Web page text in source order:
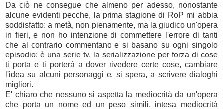
Da ciò ne consegue che almeno per adesso, nonostante
alcune evidenti pecche, la prima stagione di RoP mi abbia
soddisfatto: a metà, non pienamente, ma la giudico un'opera
in fieri, e non ho intenzione di commettere l'errore di tanti
che al contrario commentano e si basano su ogni singolo
episodio: è una serie tv, la serializzazione per forza di cose
ti porta e ti porterà a dover rivedere certe cose, cambiare
l'idea su alcuni personaggi e, si spera, a scrivere dialoghi
migliori.
E' chiaro che nessuno si aspetta la mediocrità da un'opera
che porta un nome ed un peso simili, intesa mediocrità